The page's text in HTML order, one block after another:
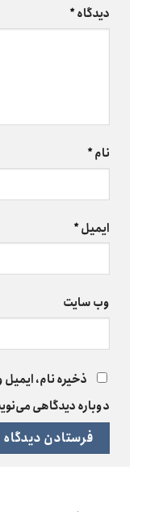
دیدگاه*
نام*
ایمیل*
وب‌ سایت
ذخیره نام،
دوباره دیدگاهی